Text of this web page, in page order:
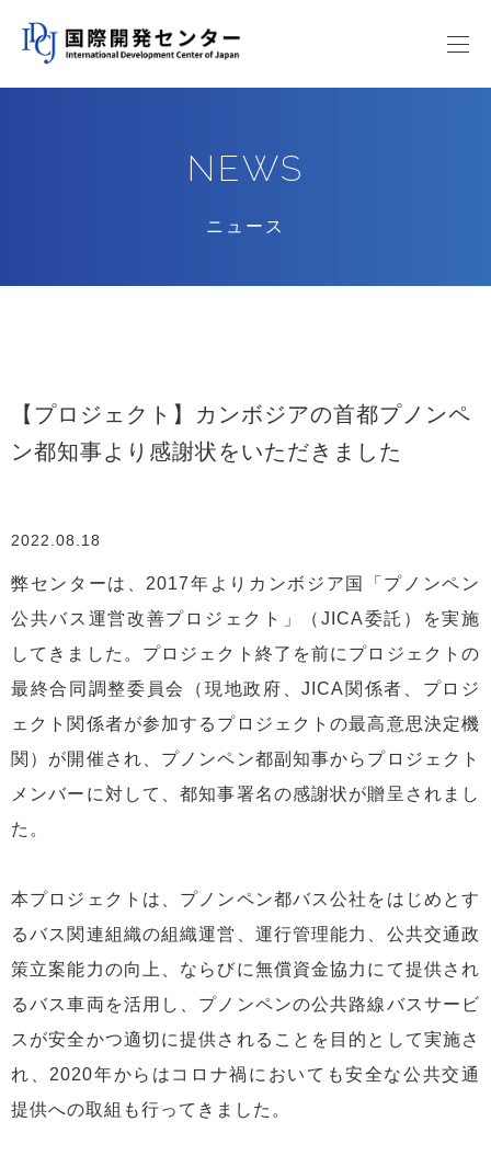
NEWS
ニュース
【プロジェクト】カンボジアの首都プノンペ
ン都知事より感謝状をいただきました
2022.08.18
弊センターは、2017年よりカンボジア国「プノンペン
公共バス運営改善プロジェクト」（JICA委託）を実施
してきました。プロジェクト終了を前にプロジェクトの
最終合同調整委員会（現地政府、JICA関係者、プロジ
ェクト関係者が参加するプロジェクトの最高意思決定機
関）が開催され、プノンペン都副知事からプロジェクト
メンバーに対して、都知事署名の感謝状が贈呈されまし
た。
本プロジェクトは、プノンペン都バス公社をはじめとす
るバス関連組織の組織運営、運行管理能力、公共交通政
策立案能力の向上、ならびに無償資金協力にて提供され
るバス車両を活用し、プノンペンの公共路線バスサービ
スが安全かつ適切に提供されることを目的として実施さ
れ、2020年からはコロナ禍においても安全な公共交通
提供への取組も行ってきました。